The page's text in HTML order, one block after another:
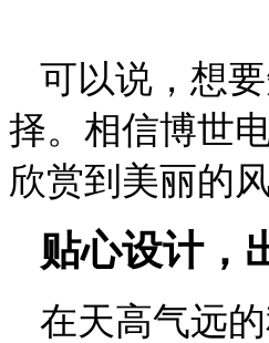
可以说，想
择。相信博世
欣赏到美丽的风
贴心设计，
在天高气远